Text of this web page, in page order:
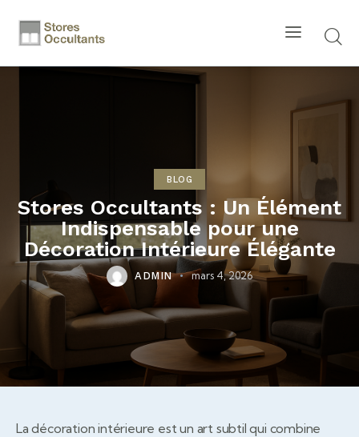
BLOG
Stores Occultants : Un Élément
Indispensable pour une
Décoration Intérieure Élégante
ADMIN mars 4, 2026
La décoration intérieure est un art subtil qui combine